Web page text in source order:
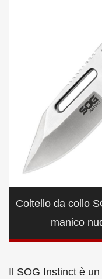
Coltello da collo
manico
Il SOG Instinct è